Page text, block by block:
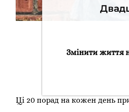
Змінити життя
Ці 20 порад на кожен день